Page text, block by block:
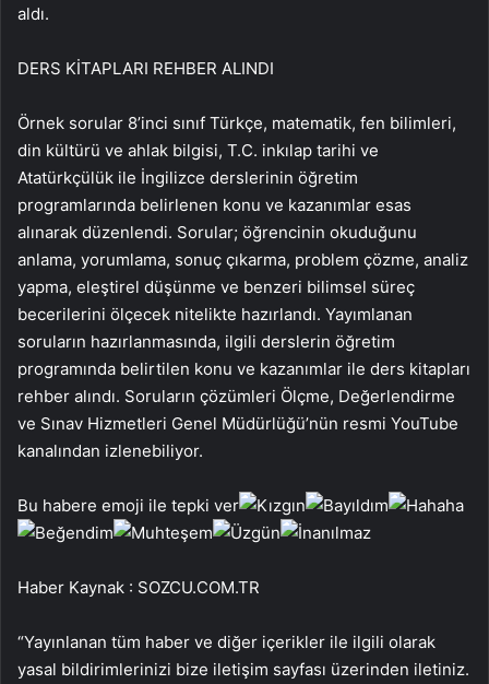
aldı.
DERS KİTAPLARI REHBER ALINDI
Örnek sorular 8’inci sınıf Türkçe, matematik, fen bilimleri,
din kültürü ve ahlak bilgisi, T.C. inkılap tarihi ve
Atatürkçülük ile İngilizce derslerinin öğretim
programlarında belirlenen konu ve kazanımlar esas
alınarak düzenlendi. Sorular; öğrencinin okuduğunu
anlama, yorumlama, sonuç çıkarma, problem çözme, analiz
yapma, eleştirel düşünme ve benzeri bilimsel süreç
becerilerini ölçecek nitelikte hazırlandı. Yayımlanan
soruların hazırlanmasında, ilgili derslerin öğretim
programında belirtilen konu ve kazanımlar ile ders kitapları
rehber alındı. Soruların çözümleri Ölçme, Değerlendirme
ve Sınav Hizmetleri Genel Müdürlüğü’nün resmi YouTube
kanalından izlenebiliyor.
Bu habere emoji ile tepki ver
Haber Kaynak : SOZCU.COM.TR
“Yayınlanan tüm haber ve diğer içerikler ile ilgili olarak
yasal bildirimlerinizi bize iletişim sayfası üzerinden iletiniz.